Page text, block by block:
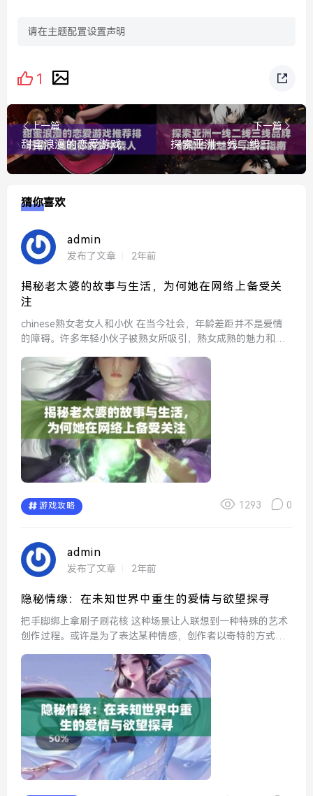
请在主题配置设置声明
1
上一篇
甜蜜浪漫的恋爱游戏推荐排行榜，邂逅你的梦中情人
下一篇
探索亚洲一线二线三线品牌的精华液魅力与选择指南
猜你喜欢
admin
发布了文章 2年前
揭秘老太婆的故事与生活，为何她在网络上备受关
注
chinese熟女老女人和小伙 在当今社会，年龄差距并不是爱情
的障碍。许多年轻小伙子被熟女所吸引，熟女成熟的魅力和深
了如何与他人相处，也为熟女提供了重新焕发青春...
游戏攻略 1293 0
admin
发布了文章 2年前
隐秘情缘：在未知世界中重生的爱情与欲望探寻
把手脚绑上拿刷子刷花核 这种场景让人联想到一种特殊的艺术
创作过程。或许是为了表达某种情感，创作者以奇特的方式将
尊重和对美的追求。这种极具象征意义的行为引发了不同...